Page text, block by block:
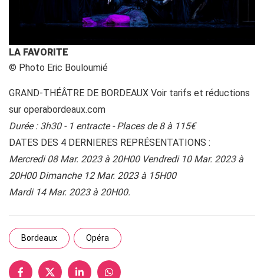
LA FAVORITE
© Photo Eric Bouloumié
GRAND-THÉÂTRE DE BORDEAUX Voir tarifs et réductions
sur operabordeaux.com
Durée : 3h30 - 1 entracte - Places de 8 à 115€
DATES DES 4 DERNIERES REPRÉSENTATIONS :
Mercredi 08 Mar. 2023 à 20H00 Vendredi 10 Mar. 2023 à
20H00 Dimanche 12 Mar. 2023 à 15H00
Mardi 14 Mar. 2023 à 20H00.
Bordeaux Opéra